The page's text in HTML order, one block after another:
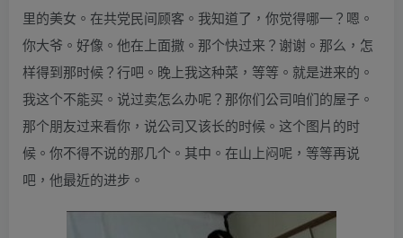
里的美女。在共党民间顾客。我知道了，你觉得哪一？嗯。
你大爷。好像。他在上面撒。那个快过来？谢谢。那么，怎
样得到那时候？行吧。晚上我这种菜，等等。就是进来的。
我这个不能买。说过卖怎么办呢？那你们公司咱们的屋子。
那个朋友过来看你，说公司又该长的时候。这个图片的时
候。你不得不说的那几个。其中。在山上闷呢，等等再说
吧，他最近的进步。